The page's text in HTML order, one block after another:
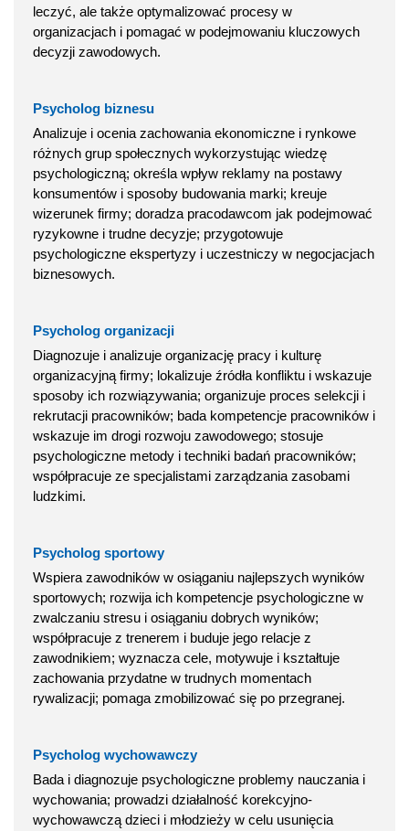
leczyć, ale także optymalizować procesy w
organizacjach i pomagać w podejmowaniu kluczowych
decyzji zawodowych.
Psycholog biznesu
Analizuje i ocenia zachowania ekonomiczne i rynkowe
różnych grup społecznych wykorzystując wiedzę
psychologiczną; określa wpływ reklamy na postawy
konsumentów i sposoby budowania marki; kreuje
wizerunek firmy; doradza pracodawcom jak podejmować
ryzykowne i trudne decyzje; przygotowuje
psychologiczne ekspertyzy i uczestniczy w negocjacjach
biznesowych.
Psycholog organizacji
Diagnozuje i analizuje organizację pracy i kulturę
organizacyjną firmy; lokalizuje źródła konfliktu i wskazuje
sposoby ich rozwiązywania; organizuje proces selekcji i
rekrutacji pracowników; bada kompetencje pracowników i
wskazuje im drogi rozwoju zawodowego; stosuje
psychologiczne metody i techniki badań pracowników;
współpracuje ze specjalistami zarządzania zasobami
ludzkimi.
Psycholog sportowy
Wspiera zawodników w osiąganiu najlepszych wyników
sportowych; rozwija ich kompetencje psychologiczne w
zwalczaniu stresu i osiąganiu dobrych wyników;
współpracuje z trenerem i buduje jego relacje z
zawodnikiem; wyznacza cele, motywuje i kształtuje
zachowania przydatne w trudnych momentach
rywalizacji; pomaga zmobilizować się po przegranej.
Psycholog wychowawczy
Bada i diagnozuje psychologiczne problemy nauczania i
wychowania; prowadzi działalność korekcyjno-
wychowawczą dzieci i młodzieży w celu usunięcia